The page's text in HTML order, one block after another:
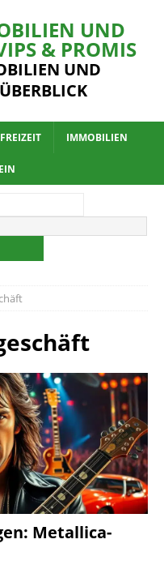
UND
& PROMIS
UND
FREIZEIT IMMOBILIEN
Metallica-